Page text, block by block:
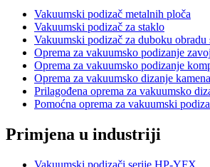
Vakuumski podizač metalnih ploča
Vakuumski podizač za staklo
Vakuumski podizač za duboku obradu
Oprema za vakuumsko podizanje
Oprema za vakuumsko podizanje
Oprema za vakuumsko dizanje kamena
Prilagođena oprema za vakuumsko
Pomoćna oprema za vakuumski
Primjena u industriji
Vakuumski podizači serije HP-YFX